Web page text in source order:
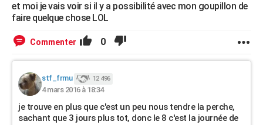
et moi je vais voir si il y a possibilité avec mon goupillon de
faire quelque chose LOL
Commenter 0
stf_frmu 12 496
4 mars 2016 à 18:34
je trouve en plus que c'est un peu nous tendre la perche,
sachant que 3 jours plus tot, donc le 8 c'est la journée de